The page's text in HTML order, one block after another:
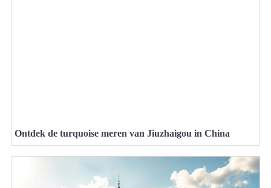
Ontdek de turquoise meren van Jiuzhaigou in China